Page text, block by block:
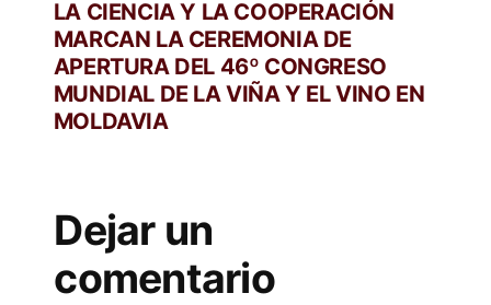
anterior:
LA CIENCIA Y LA COOPERACIÓN
MARCAN LA CEREMONIA DE
APERTURA DEL 46º CONGRESO
MUNDIAL DE LA VIÑA Y EL VINO EN
MOLDAVIA
Dejar un
comentario